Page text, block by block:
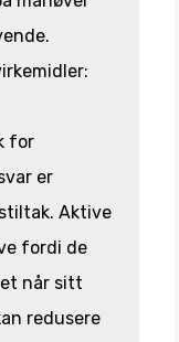
for
er
Aktive
fordi de
når sitt
redusere